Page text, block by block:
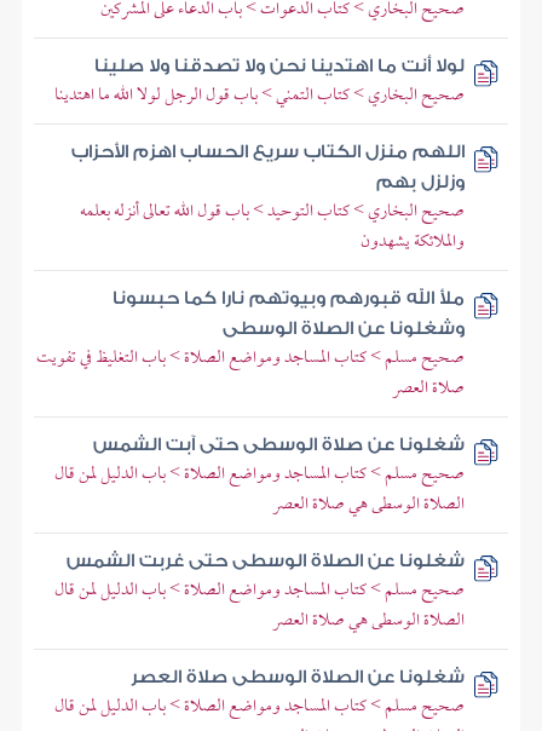
صحيح البخاري > كتاب الدعوات > باب الدعاء على المشركين
لولا أنت ما اهتدينا نحن ولا تصدقنا ولا صلينا
صحيح البخاري > كتاب التمني > باب قول الرجل لولا الله ما اهتدينا
اللهم منزل الكتاب سريع الحساب اهزم الأحزاب
وزلزل بهم
صحيح البخاري > كتاب التوحيد > باب قول الله تعالى أنزله بعلمه
والملائكة يشهدون
ملأ الله قبورهم وبيوتهم نارا كما حبسونا
وشغلونا عن الصلاة الوسطى
صحيح مسلم > كتاب المساجد ومواضع الصلاة > باب التغليظ في تفويت
صلاة العصر
شغلونا عن صلاة الوسطى حتى آبت الشمس
صحيح مسلم > كتاب المساجد ومواضع الصلاة > باب الدليل لمن قال
الصلاة الوسطى هي صلاة العصر
شغلونا عن الصلاة الوسطى حتى غربت الشمس
صحيح مسلم > كتاب المساجد ومواضع الصلاة > باب الدليل لمن قال
الصلاة الوسطى هي صلاة العصر
شغلونا عن الصلاة الوسطى صلاة العصر
صحيح مسلم > كتاب المساجد ومواضع الصلاة > باب الدليل لمن قال